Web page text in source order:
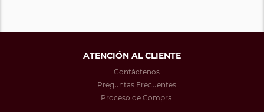
ATENCIÓN AL CLIENTE
Contáctenos
Preguntas Frecuentes
Proceso de Compra